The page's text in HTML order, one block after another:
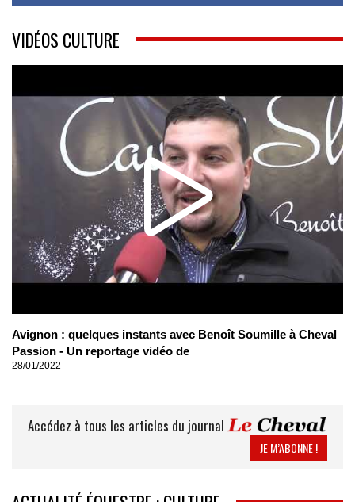
VIDÉOS CULTURE
Avignon : quelques instants avec Benoît Soumille à Cheval
Passion - Un reportage vidéo de
28/01/2022
Accédez à tous les articles du journal
JE M’ABONNE !